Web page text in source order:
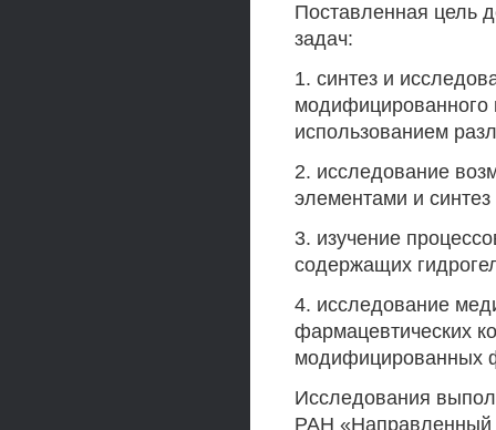
Поставленная цель
задач:
1. синтез и
модифицированного
использованием
2. исследование
элементами и синтез
3. изучение
содержащих
4. исследование
фармацевтических
модифицированных
Исследования
РАН «Направленный